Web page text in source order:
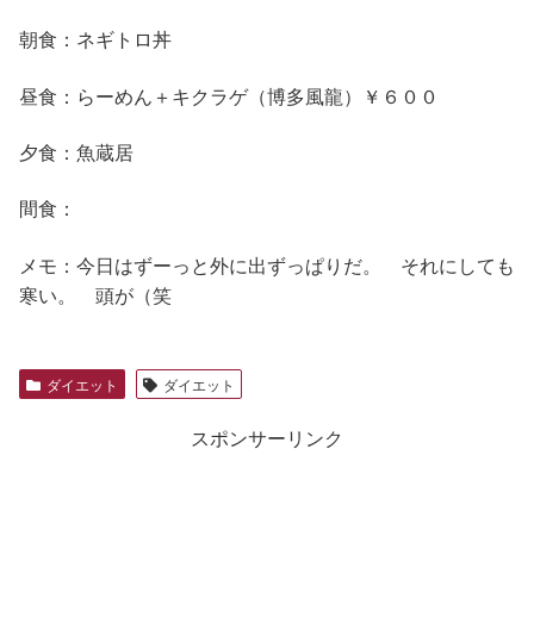
朝食：ネギトロ丼
昼食：らーめん＋キクラゲ（博多風龍）￥６００
夕食：魚蔵居
間食：
メモ：今日はずーっと外に出ずっぱりだ。 それにしても
寒い。 頭が（笑
ダイエット ダイエット
スポンサーリンク